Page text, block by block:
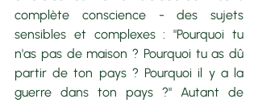
complète conscience - des sujets
sensibles et complexes : "Pourquoi tu
n'as pas de maison ? Pourquoi tu as dû
partir de ton pays ? Pourquoi il y a la
guerre dans ton pays ?" Autant de